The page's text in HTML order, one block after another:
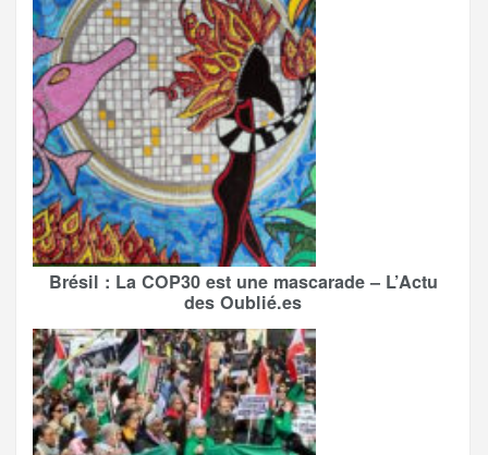
Brésil : La COP30 est une mascarade – L’Actu
des Oublié.es